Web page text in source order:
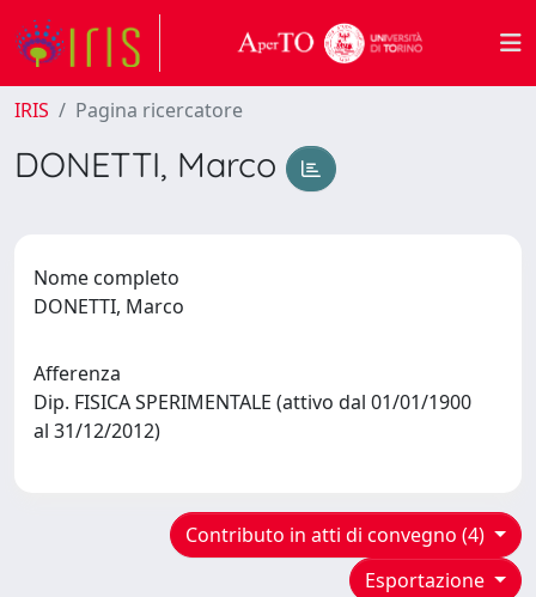
IRIS Pagina ricercatore
DONETTI, Marco
Nome completo
DONETTI, Marco
Afferenza
Dip. FISICA SPERIMENTALE (attivo dal 01/01/1900
al 31/12/2012)
Contributo in atti di convegno (4)
Esportazione